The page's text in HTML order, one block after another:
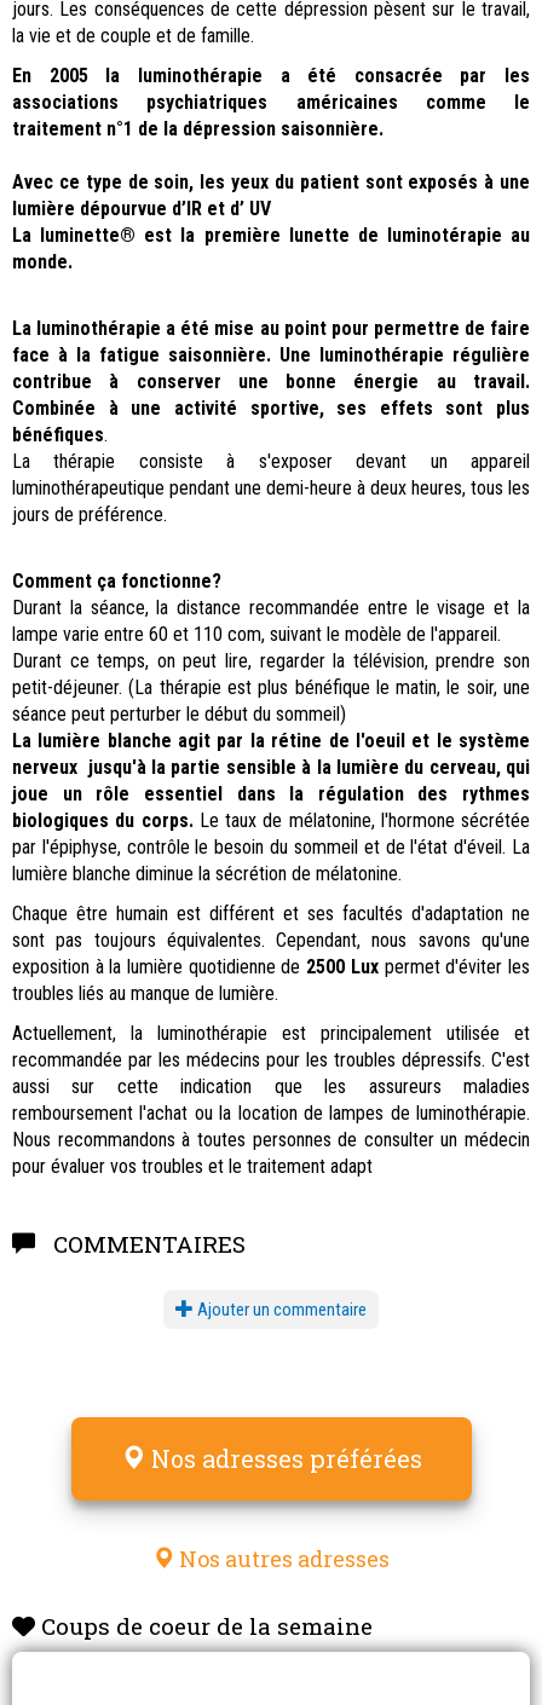
jours. Les conséquences de cette dépression pèsent sur le travail,
la vie et de couple et de famille.
En 2005 la luminothérapie a été consacrée par les
associations psychiatriques américaines comme le
traitement n°1 de la dépression saisonnière.
Avec ce type de soin, les yeux du patient sont exposés à une
lumière dépourvue d’IR et d’ UV
La luminette® est la première lunette de luminotérapie au
monde.
La luminothérapie a été mise au point pour permettre de faire
face à la fatigue saisonnière. Une luminothérapie régulière
contribue à conserver une bonne énergie au travail.
Combinée à une activité sportive, ses effets sont plus
bénéfiques.
La thérapie consiste à s'exposer devant un appareil
luminothérapeutique pendant une demi-heure à deux heures, tous les
jours de préférence.
Comment ça fonctionne?
Durant la séance, la distance recommandée entre le visage et la
lampe varie entre 60 et 110 com, suivant le modèle de l'appareil.
Durant ce temps, on peut lire, regarder la télévision, prendre son
petit-déjeuner. (La thérapie est plus bénéfique le matin, le soir, une
séance peut perturber le début du sommeil)
La lumière blanche agit par la rétine de l'oeuil et le système
nerveux jusqu'à la partie sensible à la lumière du cerveau, qui
joue un rôle essentiel dans la régulation des rythmes
biologiques du corps.Le taux de mélatonine, l'hormone sécrétée
par l'épiphyse, contrôle le besoin du sommeil et de l'état d'éveil. La
lumière blanche diminue la sécrétion de mélatonine.
Chaque être humain est différent et ses facultés d'adaptation ne
sont pas toujours équivalentes. Cependant, nous savons qu'une
exposition à la lumière quotidienne de 2500 Luxpermet d'éviter les
troubles liés au manque de lumière.
Actuellement, la luminothérapie est principalement utilisée et
recommandée par les médecins pour les troubles dépressifs. C'est
aussi sur cette indication que les assureurs maladies
remboursement l'achat ou la location de lampes de luminothérapie.
Nous recommandons à toutes personnes de consulter un médecin
pour évaluer vos troubles et le traitement adapt
COMMENTAIRES
Ajouter un commentaire
Nos adresses préférées
Nos autres adresses
Coups de coeur de la semaine